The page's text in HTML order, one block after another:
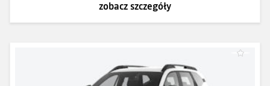
zobacz szczegóły